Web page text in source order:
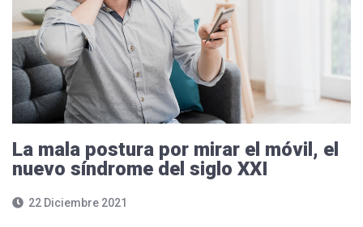
La mala postura por mirar el móvil, el
nuevo síndrome del siglo XXI
22 Diciembre 2021